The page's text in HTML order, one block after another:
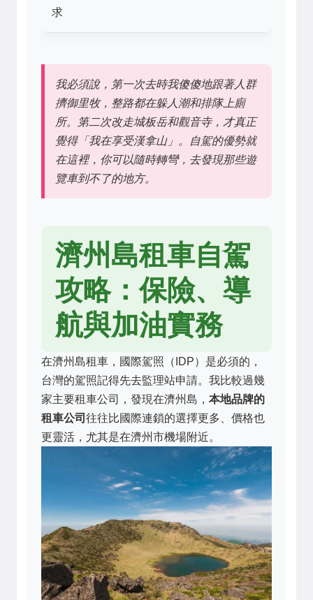
求
我必須說，第一次去時我傻傻地跟著人群
擠御里牧，整路都在躲人潮和排隊上廁
所。第二次改走城板岳和觀音寺，才真正
覺得「我在享受漢拿山」。自駕的優勢就
在這裡，你可以隨時轉彎，去發現那些遊
覽車到不了的地方。
濟州島租車自駕
攻略：保險、導
航與加油實務
在濟州島租車，國際駕照（IDP）是必須的，
台灣的駕照記得先去監理站申請。我比較過幾
家主要租車公司，發現在濟州島， 本地品牌的
租車公司 往往比國際連鎖的選擇更多、價格也
更靈活，尤其是在濟州市機場附近。